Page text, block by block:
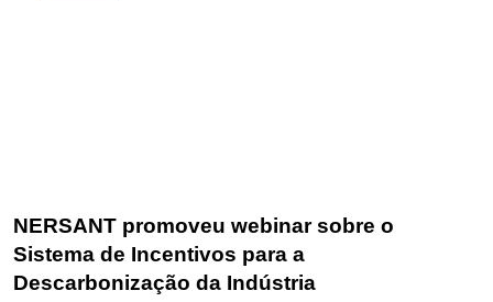
NERSANT promoveu webinar sobre o
Sistema de Incentivos para a
Descarbonização da Indústria